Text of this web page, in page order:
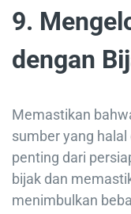
9.
dengan
Memastikan
sumber yang
penting dari
bijak dan
menimbulkan